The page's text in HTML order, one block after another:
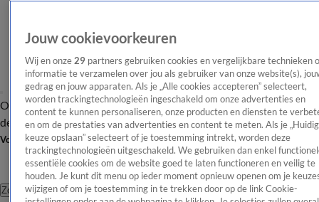
OverzichtAfleveringen Entertainment TV Algemeen
Tip
de redactieNieuwsbrief
Volg Shownieuws
Zoeken
Jouw cookievoorkeuren
Wij en onze 29 partners gebruiken cookies en vergelijkbare technieken
informatie te verzamelen over jou als gebruiker van onze website(s),
gedrag en jouw apparaten. Als je „Alle cookies accepteren” selecteert,
worden trackingtechnologieën ingeschakeld om onze advertenties en
content te kunnen personaliseren, onze producten en diensten te
en om de prestaties van advertenties en content te meten. Als je
keuze opslaan” selecteert of je toestemming intrekt, worden deze
trackingtechnologieën uitgeschakeld. We gebruiken dan enkel
essentiële cookies om de website goed te laten functioneren en veilig te
houden. Je kunt dit menu op ieder moment opnieuw openen om je
wijzigen of om je toestemming in te trekken door op de link Cookie-